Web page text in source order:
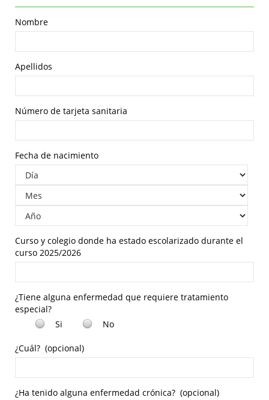
Nombre
Apellidos
Número de tarjeta sanitaria
Fecha de nacimiento
Curso y colegio donde ha estado escolarizado durante el
curso 2025/2026
¿Tiene alguna enfermedad que requiere tratamiento
especial?
Si
No
¿Cuál? (opcional)
¿Ha tenido alguna enfermedad crónica? (opcional)